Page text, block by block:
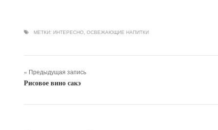
МЕТКИ: ИНТЕРЕСНО ОСВЕЖАЮЩИЕ НАПИТКИ
« Предыдущая запись
Рисовое вино сакэ